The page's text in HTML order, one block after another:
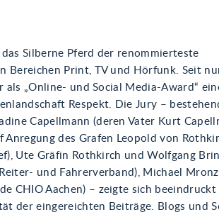
Silberne Pferd der renommierteste
Bereichen Print, TV und Hörfunk. Seit
als „Online- und Social Media-Award“
Respekt. Die Jury –
Capellmann (deren Vater Kurt
Anregung des Grafen Leopold von
Ute Gräfin Rothkirch und Wolfgang
und Fahrerverband), Michael
CHIO Aachen) – zeigte sich beeindruckt
der eingereichten Beiträge. Blogs und